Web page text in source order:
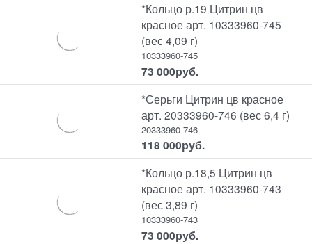
*Кольцо р.19 Цитрин цв
красное арт. 10333960-745
(вес 4,09 г)
10333960-745
73 000руб.
*Серьги Цитрин цв красное
арт. 20333960-746 (вес 6,4 г)
20333960-746
118 000руб.
*Кольцо р.18,5 Цитрин цв
красное арт. 10333960-743
(вес 3,89 г)
10333960-743
73 000руб.